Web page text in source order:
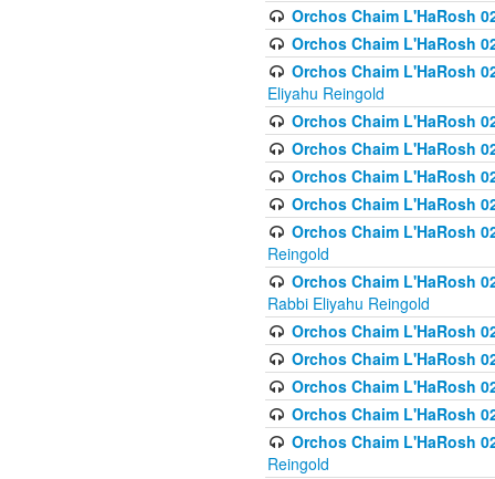
Orchos Chaim L'HaRosh
Orchos Chaim L'HaRosh
Orchos Chaim L'HaRosh
Eliyahu Reingold
Orchos Chaim L'HaRosh
Orchos Chaim L'HaRosh
Orchos Chaim L'HaRosh
Orchos Chaim L'HaRosh
Orchos Chaim L'HaRosh
Reingold
Orchos Chaim L'HaRosh
Rabbi Eliyahu Reingold
Orchos Chaim L'HaRosh
Orchos Chaim L'HaRosh
Orchos Chaim L'HaRosh
Orchos Chaim L'HaRosh
Orchos Chaim L'HaRosh
Reingold